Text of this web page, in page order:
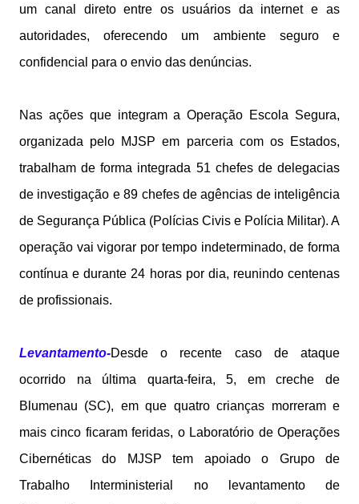
um canal direto entre os usuários da internet e as
autoridades, oferecendo um ambiente seguro e
confidencial para o envio das denúncias.
Nas ações que integram a Operação Escola Segura,
organizada pelo MJSP em parceria com os Estados,
trabalham de forma integrada 51 chefes de delegacias
de investigação e 89 chefes de agências de inteligência
de Segurança Pública (Polícias Civis e Polícia Militar). A
operação vai vigorar por tempo indeterminado, de forma
contínua e durante 24 horas por dia, reunindo centenas
de profissionais.
Levantamento-Desde o recente caso de ataque
ocorrido na última quarta-feira, 5, em creche de
Blumenau (SC), em que quatro crianças morreram e
mais cinco ficaram feridas, o Laboratório de Operações
Cibernéticas do MJSP tem apoiado o Grupo de
Trabalho Interministerial no levantamento de